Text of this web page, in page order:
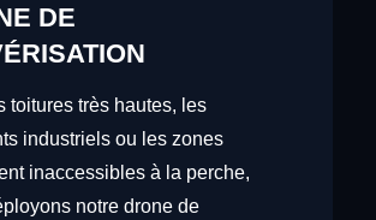
DE
toitures très hautes, les
industriels ou les zones
inaccessibles à la perche,
notre drone de